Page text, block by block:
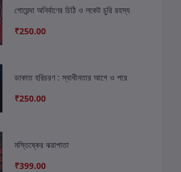
গোয়েন্দা অনির্বাণের চিঠি ও লকেট চুরি রহস্য
₹250.00
ডাকাত হরিচরণ : স্বাধীনতার আগে ও পরে
₹250.00
মস্তিষ্কের ঝরাপাতা
₹399.00